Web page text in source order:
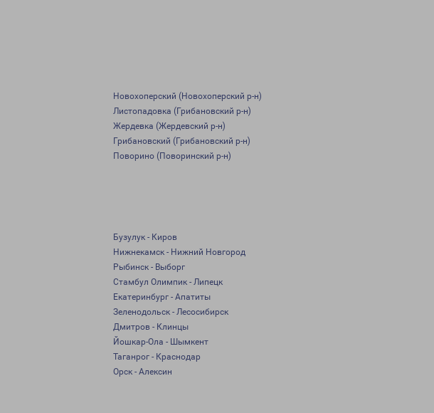
Новохоперский (Новохоперский р-н)
Листопадовка (Грибановский р-н)
Жердевка (Жердевский р-н)
Грибановский (Грибановский р-н)
Поворино (Поворинский р-н)
Бузулук - Киров
Нижнекамск - Нижний Новгород
Рыбинск - Выборг
Стамбул Олимпик - Липецк
Екатеринбург - Апатиты
Зеленодольск - Лесосибирск
Дмитров - Клинцы
Йошкар-Ола - Шымкент
Таганрог - Краснодар
Орск - Алексин